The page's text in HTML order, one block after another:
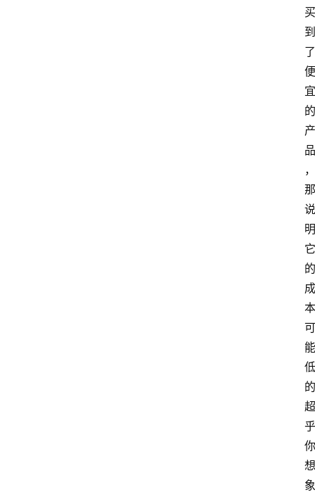
买
到
了
便
宜
的
产
品
，
那
说
明
它
的
成
本
可
能
低
的
超
乎
你
想
象